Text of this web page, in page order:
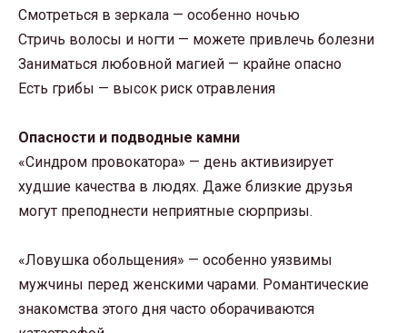
Смотреться в зеркала — особенно ночью
Стричь волосы и ногти — можете привлечь болезни
Заниматься любовной магией — крайне опасно
Есть грибы — высок риск отравления
Опасности и подводные камни
«Синдром провокатора» — день активизирует
худшие качества в людях. Даже близкие друзья
могут преподнести неприятные сюрпризы.
«Ловушка обольщения» — особенно уязвимы
мужчины перед женскими чарами. Романтические
знакомства этого дня часто оборачиваются